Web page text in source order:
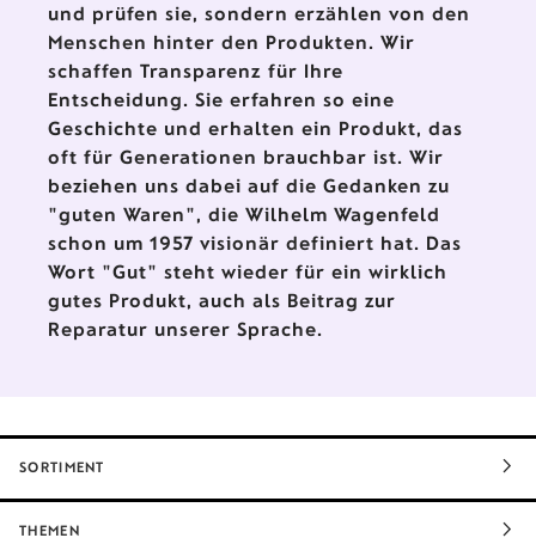
und prüfen sie, sondern erzählen von den
Menschen hinter den Produkten. Wir
schaffen Transparenz für Ihre
Entscheidung. Sie erfahren so eine
Geschichte und erhalten ein Produkt, das
oft für Generationen brauchbar ist. Wir
beziehen uns dabei auf die Gedanken zu
"guten Waren", die Wilhelm Wagenfeld
schon um 1957 visionär definiert hat. Das
Wort "Gut" steht wieder für ein wirklich
gutes Produkt, auch als Beitrag zur
Reparatur unserer Sprache.
SORTIMENT
THEMEN